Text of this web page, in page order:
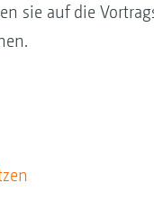
sie auf die